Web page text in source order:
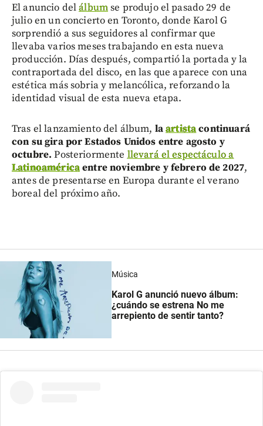
El anuncio delálbumse produjo el pasado 29 de
julio en un concierto en Toronto, donde Karol G
sorprendió a sus seguidores al confirmar que
llevaba varios meses trabajando en esta nueva
producción. Días después, compartió la portada y la
contraportada del disco, en las que aparece con una
estética más sobria y melancólica, reforzando la
identidad visual de esta nueva etapa.
Tras el lanzamiento del álbum, laartistacontinuará
con su gira por Estados Unidos entre agosto y
octubre. Posteriormente llevará el espectáculo a
Latinoaméricaentre noviembre y febrero de 2027,
antes de presentarse en Europa durante el verano
boreal del próximo año.
Música
Karol G anunció nuevo álbum:
¿cuándo se estrena No me
arrepiento de sentir tanto?